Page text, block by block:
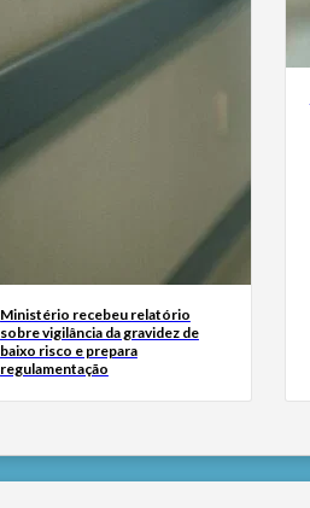
Ministério recebeu relatório
sobre vigilância da gravidez de
baixo risco e prepara
regulamentação